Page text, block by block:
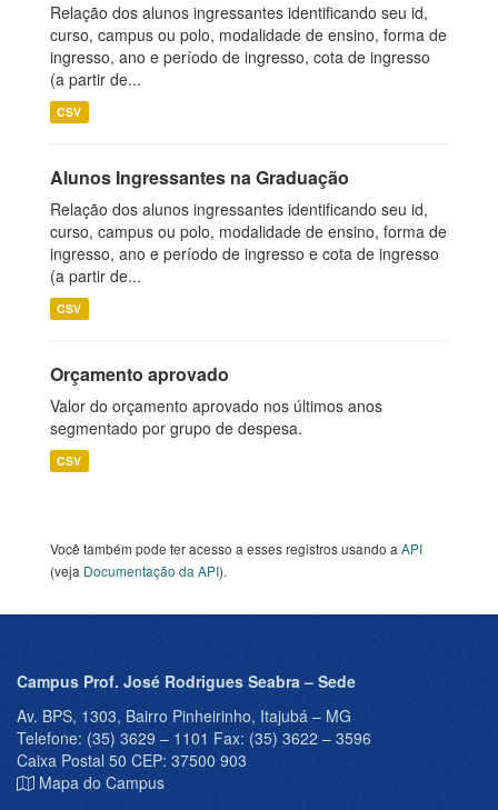
Relação dos alunos ingressantes identificando seu id,
curso, campus ou polo, modalidade de ensino, forma de
ingresso, ano e período de ingresso, cota de ingresso
(a partir de...
CSV
Alunos Ingressantes na Graduação
Relação dos alunos ingressantes identificando seu id,
curso, campus ou polo, modalidade de ensino, forma de
ingresso, ano e período de ingresso e cota de ingresso
(a partir de...
CSV
Orçamento aprovado
Valor do orçamento aprovado nos últimos anos
segmentado por grupo de despesa.
CSV
Você também pode ter acesso a esses registros usando a API
(veja Documentação da API).
Campus Prof. José Rodrigues Seabra – Sede
Av. BPS, 1303, Bairro Pinheirinho, Itajubá – MG
Telefone: (35) 3629 – 1101 Fax: (35) 3622 – 3596
Caixa Postal 50 CEP: 37500 903
Mapa do Campus